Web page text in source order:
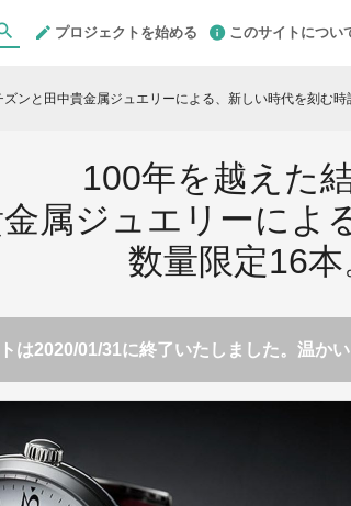
プロジェクトを始める このサイトについ
ンと田中貴金属ジュエリーによる、新しい時代を刻む時
100年を越えた結
属ジュエリーによ
数量限定16本
は2020/01/31に終了いたしました。温か